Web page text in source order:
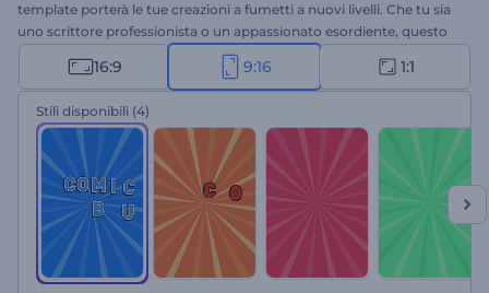
template porterà le tue creazioni a fumetti a nuovi livelli. Che tu sia
uno scrittore professionista o un appassionato esordiente, questo
template intuitivo renderà la creazione della tua storia unica un
gioco da ragazzi. Seleziona le scene che rispecchiano le tue idee,
scrivi i tuoi testi e completa il tuo video con una colonna sonora
energica e la tua voce fuori campo. Coinvolgi il tuo pubblico e
lascialo in trepidante attesa della tua prossima uscita con
promozioni accattivanti. Provalo subito!
16:9 9:16 1:1
Stili disponibili (4)